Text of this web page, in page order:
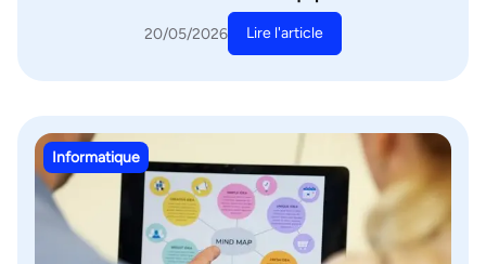
20/05/2026 Lire l'article
Informatique